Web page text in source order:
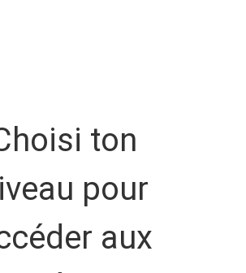
ton
pour
aux